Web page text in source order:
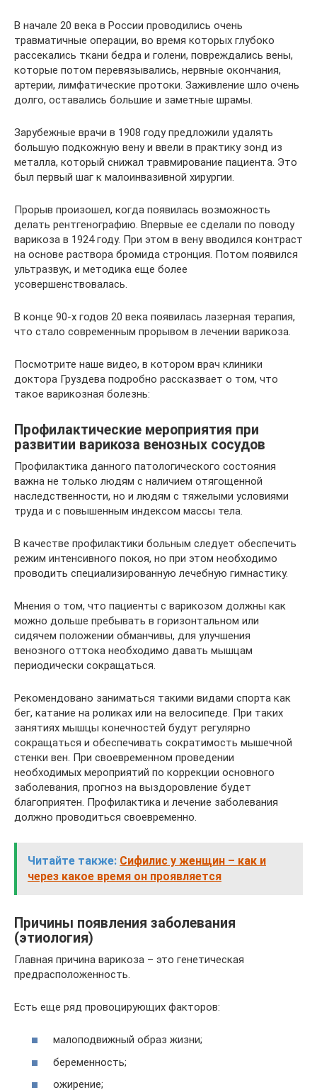
В начале 20 века в России проводились очень
травматичные операции, во время которых глубоко
рассекались ткани бедра и голени, повреждались вены,
которые потом перевязывались, нервные окончания,
артерии, лимфатические протоки. Заживление шло очень
долго, оставались большие и заметные шрамы.
Зарубежные врачи в 1908 году предложили удалять
большую подкожную вену и ввели в практику зонд из
металла, который снижал травмирование пациента. Это
был первый шаг к малоинвазивной хирургии.
Прорыв произошел, когда появилась возможность
делать рентгенографию. Впервые ее сделали по поводу
варикоза в 1924 году. При этом в вену вводился контраст
на основе раствора бромида стронция. Потом появился
ультразвук, и методика еще более
усовершенствовалась.
В конце 90-х годов 20 века появилась лазерная терапия,
что стало современным прорывом в лечении варикоза.
Посмотрите наше видео, в котором врач клиники
доктора Груздева подробно рассказвает о том, что
такое варикозная болезнь:
Профилактические мероприятия при
развитии варикоза венозных сосудов
Профилактика данного патологического состояния
важна не только людям с наличием отягощенной
наследственности, но и людям с тяжелыми условиями
труда и с повышенным индексом массы тела.
В качестве профилактики больным следует обеспечить
режим интенсивного покоя, но при этом необходимо
проводить специализированную лечебную гимнастику.
Мнения о том, что пациенты с варикозом должны как
можно дольше пребывать в горизонтальном или
сидячем положении обманчивы, для улучшения
венозного оттока необходимо давать мышцам
периодически сокращаться.
Рекомендовано заниматься такими видами спорта как
бег, катание на роликах или на велосипеде. При таких
занятиях мышцы конечностей будут регулярно
сокращаться и обеспечивать сократимость мышечной
стенки вен. При своевременном проведении
необходимых мероприятий по коррекции основного
заболевания, прогноз на выздоровление будет
благоприятен. Профилактика и лечение заболевания
должно проводиться своевременно.
Читайте также: Сифилис у женщин – как и
через какое время он проявляется
Причины появления заболевания
(этиология)
Главная причина варикоза – это генетическая
предрасположенность.
Есть еще ряд провоцирующих факторов:
малоподвижный образ жизни;
беременность;
ожирение;